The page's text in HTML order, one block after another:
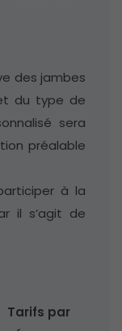
des jambes
du type de
sera
préalable
à la
il s’agit de
Tarifs par